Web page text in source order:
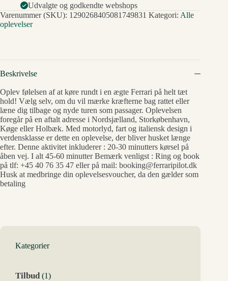
Udvalgte og godkendte webshops
Varenummer (SKU): 1290268405081749831 Kategori: Alle
oplevelser
Beskrivelse
Oplev følelsen af at køre rundt i en ægte Ferrari på helt tæt
hold! Vælg selv, om du vil mærke kræfterne bag rattet eller
læne dig tilbage og nyde turen som passager. Oplevelsen
foregår på en aftalt adresse i Nordsjælland, Storkøbenhavn,
Køge eller Holbæk. Med motorlyd, fart og italiensk design i
verdensklasse er dette en oplevelse, der bliver husket længe
efter. Denne aktivitet inkluderer : 20-30 minutters kørsel på
åben vej. I alt 45-60 minutter Bemærk venligst : Ring og book
på tlf: +45 40 76 35 47 eller på mail: booking@ferraripilot.dk
Husk at medbringe din oplevelsesvoucher, da den gælder som
betaling
Kategorier
Tilbud 11